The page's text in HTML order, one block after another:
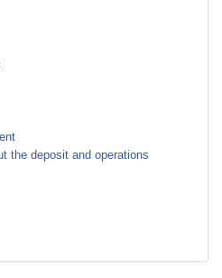
the deposit and operations